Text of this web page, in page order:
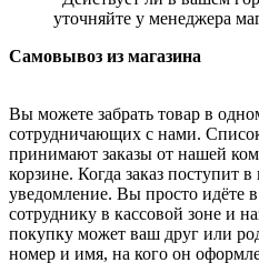
уточняйте у менеджера
Самовывоз из магазина
Вы можете забрать товар в
сотрудничающих с нами.
принимают заказы от нашей
корзине. Когда заказ поступит
уведомление. Вы просто идёте
сотруднику в кассовой зоне и
покупку может ваш друг или
номер и имя, на кого он